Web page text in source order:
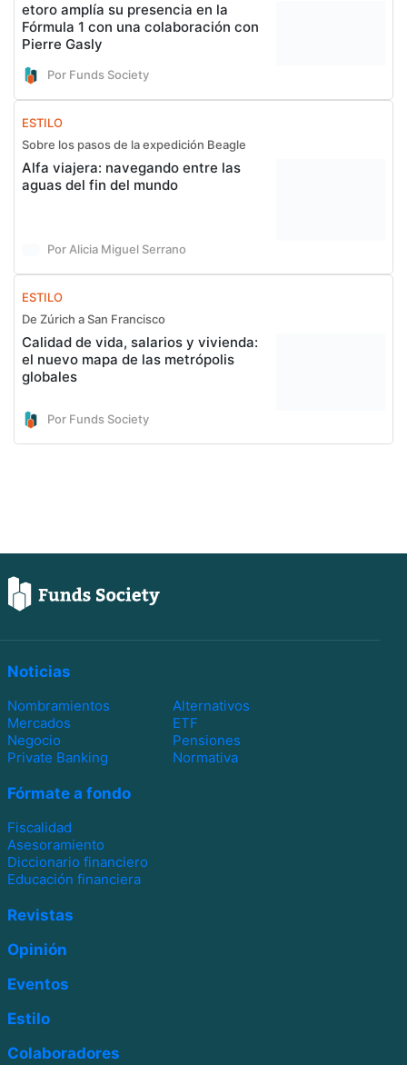
etoro amplía su presencia en la
Fórmula 1 con una colaboración con
Pierre Gasly
Por Funds Society
ESTILO
Sobre los pasos de la expedición Beagle
Alfa viajera: navegando entre las
aguas del fin del mundo
Por Alicia Miguel Serrano
ESTILO
De Zúrich a San Francisco
Calidad de vida, salarios y vivienda:
el nuevo mapa de las metrópolis
globales
Por Funds Society
Noticias
Nombramientos
Alternativos
Mercados
ETF
Negocio
Pensiones
Private Banking
Normativa
Fórmate a fondo
Fiscalidad
Asesoramiento
Diccionario financiero
Educación financiera
Revistas
Opinión
Eventos
Estilo
Colaboradores